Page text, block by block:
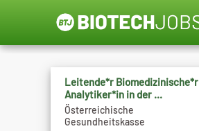
Leitende*r Biomedizinische*r
Analytiker*in in der ...
Österreichische
Gesundheitskasse